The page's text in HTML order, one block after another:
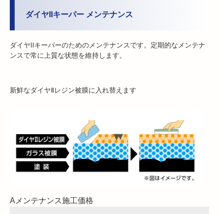
ダイヤIIキーパー メンテナンス
ダイヤIIキーパーのためのメンテナンスです。定期的なメンテナ
ンスで常に上質な状態を維持します。
新鮮なダイヤⅡレジン被膜に入れ替えます
Aメンテナンス施工価格